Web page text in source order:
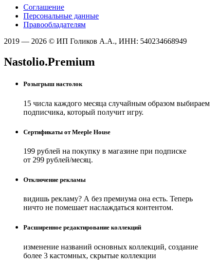
Соглашение
Персональные данные
Правообладателям
2019 — 2026 © ИП Голиков А.А., ИНН: 540234668949
Nastolio.Premium
Розыгрыш настолок
15 числа каждого месяца случайным образом выбираем
подписчика, который получит игру.
Сертификаты от Meeple House
199 рублей на покупку в магазине при подписке
от 299 рублей/месяц.
Отключение рекламы
видишь рекламу? А без премиума она есть. Теперь
ничто не помешает наслаждаться контентом.
Расширенное редактирование коллекций
изменение названий основных коллекций, создание
более 3 кастомных, скрытые коллекции